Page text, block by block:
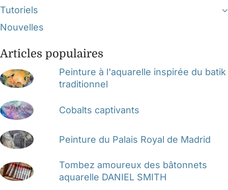
Tutoriels
Nouvelles
Articles populaires
Peinture à l'aquarelle inspirée du batik
traditionnel
Cobalts captivants
Peinture du Palais Royal de Madrid
Tombez amoureux des bâtonnets
aquarelle DANIEL SMITH